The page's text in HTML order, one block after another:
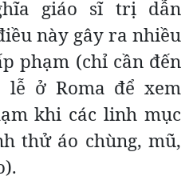
giáo sĩ trị dẫn
này gây ra nhiều
phạm (chỉ cần đến
lễ ở Roma để xem
khi các linh mục
thử áo chùng, mũ,